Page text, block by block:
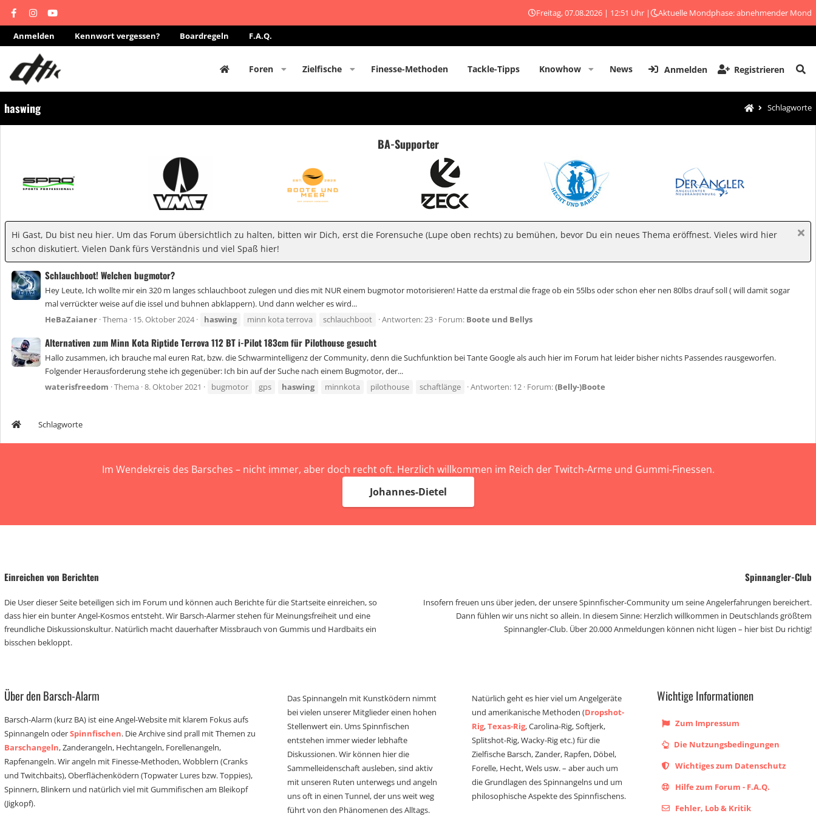
Freitag, 07.08.2026 | 12:51 Uhr | Aktuelle Mondphase: abnehmender Mond
Anmelden Kennwort vergessen? Boardregeln F.A.Q.
Foren Zielfische Finesse-Methoden Tackle-Tipps Knowhow News Anmelden Registrieren
haswing Schlagworte
BA-Supporter
Hi Gast, Du bist neu hier. Um das Forum übersichtlich zu halten, bitten wir Dich, erst die Forensuche (Lupe oben rechts) zu bemühen, bevor Du ein neues Thema eröffnest. Vieles wird hier
schon diskutiert. Vielen Dank fürs Verständnis und viel Spaß hier!
Schlauchboot! Welchen bugmotor?
Hey Leute, Ich wollte mir ein 320 m langes schlauchboot zulegen und dies mit NUR einem bugmotor motorisieren! Hatte da erstmal die frage ob ein 55lbs oder schon eher nen 80lbs drauf soll ( will damit sogar
mal verrückter weise auf die issel und buhnen abklappern). Und dann welcher es wird...
HeBaZaianer Thema 15. Oktober 2024 haswing minn kota terrova schlauchboot Antworten: 23 Forum: Boote und Bellys
Alternativen zum Minn Kota Riptide Terrova 112 BT i-Pilot 183cm für Pilothouse gesucht
Hallo zusammen, ich brauche mal euren Rat, bzw. die Schwarmintelligenz der Community, denn die Suchfunktion bei Tante Google als auch hier im Forum hat leider bisher nichts Passendes rausgeworfen.
Folgender Herausforderung stehe ich gegenüber: Ich bin auf der Suche nach einem Bugmotor, der...
waterisfreedom Thema 8. Oktober 2021 bugmotor gps haswing minnkota pilothouse schaftlänge Antworten: 12 Forum:(Belly-)Boote
Schlagworte
Im Wendekreis des Barsches – nicht immer, aber doch recht oft. Herzlich willkommen im Reich der Twitch-Arme und Gummi-Finessen.
Johannes-Dietel
Einreichen von Berichten
Die User dieser Seite beteiligen sich im Forum und können auch Berichte für die Startseite einreichen, so
dass hier ein bunter Angel-Kosmos entsteht. Wir Barsch-Alarmer stehen für Meinungsfreiheit und eine
freundliche Diskussionskultur. Natürlich macht dauerhafter Missbrauch von Gummis und Hardbaits ein
bisschen bekloppt.
Spinnangler-Club
Insofern freuen uns über jeden, der unsere Spinnfischer-Community um seine Angelerfahrungen bereichert.
Dann fühlen wir uns nicht so allein. In diesem Sinne: Herzlich willkommen in Deutschlands größtem
Spinnangler-Club. Über 20.000 Anmeldungen können nicht lügen – hier bist Du richtig!
Über den Barsch-Alarm
Barsch-Alarm (kurz BA) ist eine Angel-Website mit klarem Fokus aufs
Spinnangeln oderSpinnfischen. Die Archive sind prall mit Themen zu
Barschangeln, Zanderangeln, Hechtangeln, Forellenangeln,
Rapfenangeln. Wir angeln mit Finesse-Methoden, Wobblern (Cranks
und Twitchbaits), Oberflächenködern (Topwater Lures bzw. Toppies),
Spinnern, Blinkern und natürlich viel mit Gummifischen am Bleikopf
(Jigkopf).
Das Spinnangeln mit Kunstködern nimmt
bei vielen unserer Mitglieder einen hohen
Stellenwert ein. Ums Spinnfischen
entstehen immer wieder lebhafte
Diskussionen. Wir können hier die
Sammelleidenschaft ausleben, sind aktiv
mit unseren Ruten unterwegs und angeln
uns oft in einen Tunnel, der uns weit weg
führt von den Phänomenen des Alltags.
Natürlich geht es hier viel um Angelgeräte
und amerikanische Methoden (Dropshot-
Rig,Texas-Rig, Carolina-Rig, Softjerk,
Splitshot-Rig, Wacky-Rig etc.) für die
Zielfische Barsch, Zander, Rapfen, Döbel,
Forelle, Hecht, Wels usw. – aber auch um
die Grundlagen des Spinnangelns und um
philosophische Aspekte des Spinnfischens.
Wichtige Informationen
Zum Impressum
Die Nutzungsbedingungen
Wichtiges zum Datenschutz
Hilfe zum Forum - F.A.Q.
Fehler, Lob & Kritik